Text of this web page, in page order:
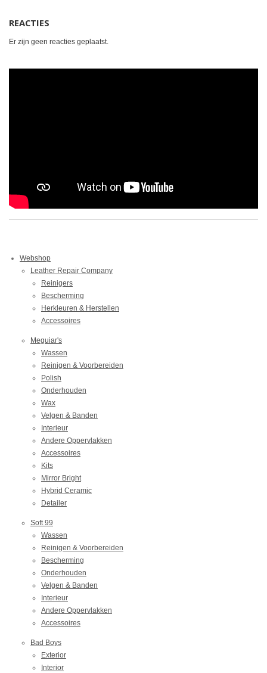
REACTIES
Er zijn geen reacties geplaatst.
Webshop
Leather Repair Company
Reinigers
Bescherming
Herkleuren & Herstellen
Accessoires
Meguiar's
Wassen
Reinigen & Voorbereiden
Polish
Onderhouden
Wax
Velgen & Banden
Interieur
Andere Oppervlakken
Accessoires
Kits
Mirror Bright
Hybrid Ceramic
Detailer
Soft 99
Wassen
Reinigen & Voorbereiden
Bescherming
Onderhouden
Velgen & Banden
Interieur
Andere Oppervlakken
Accessoires
Bad Boys
Exterior
Interior